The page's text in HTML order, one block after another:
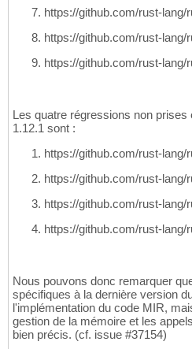
https://github.com/rust-lang/
https://github.com/rust-lang/
https://github.com/rust-lang/
Les quatre régressions non
1.12.1 sont :
https://github.com/rust-lang/
https://github.com/rust-lang/
https://github.com/rust-lang/
https://github.com/rust-lang/
Nous pouvons donc remarquer
spécifiques à la dernière version
l'implémentation du code MIR,
gestion de la mémoire et les
bien précis. (cf. issue #37154)